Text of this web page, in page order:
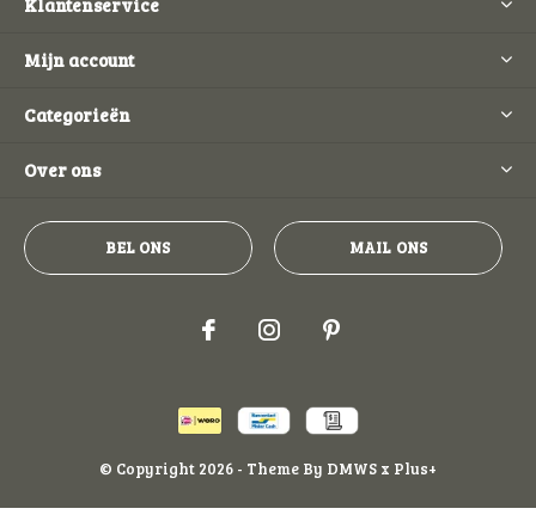
Mijn account
Categorieën
Over ons
BEL ONS MAIL ONS
© Copyright 2026 - Theme By DMWS x Plus+